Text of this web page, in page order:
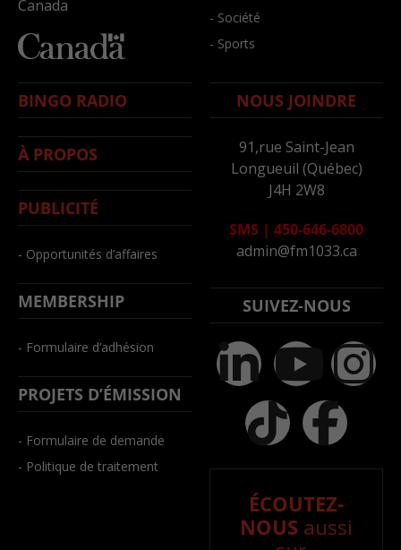
Canada
- Société
- Sports
BINGO RADIO
À PROPOS
PUBLICITÉ
- Opportunités d’affaires
MEMBERSHIP
- Formulaire d’adhésion
PROJETS D’ÉMISSION
- Formulaire de demande
- Politique de traitement
NOUS JOINDRE
91,rue Saint-Jean
Longueuil (Québec)
J4H 2W8
SMS | 450-646-6800
admin@fm1033.ca
SUIVEZ-NOUS
ÉCOUTEZ-
NOUS aussi